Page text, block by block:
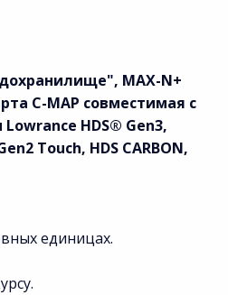
MAX-N+
C-MAP совместимая с
HDS® Gen3,
Touch, HDS CARBON,
единицах.